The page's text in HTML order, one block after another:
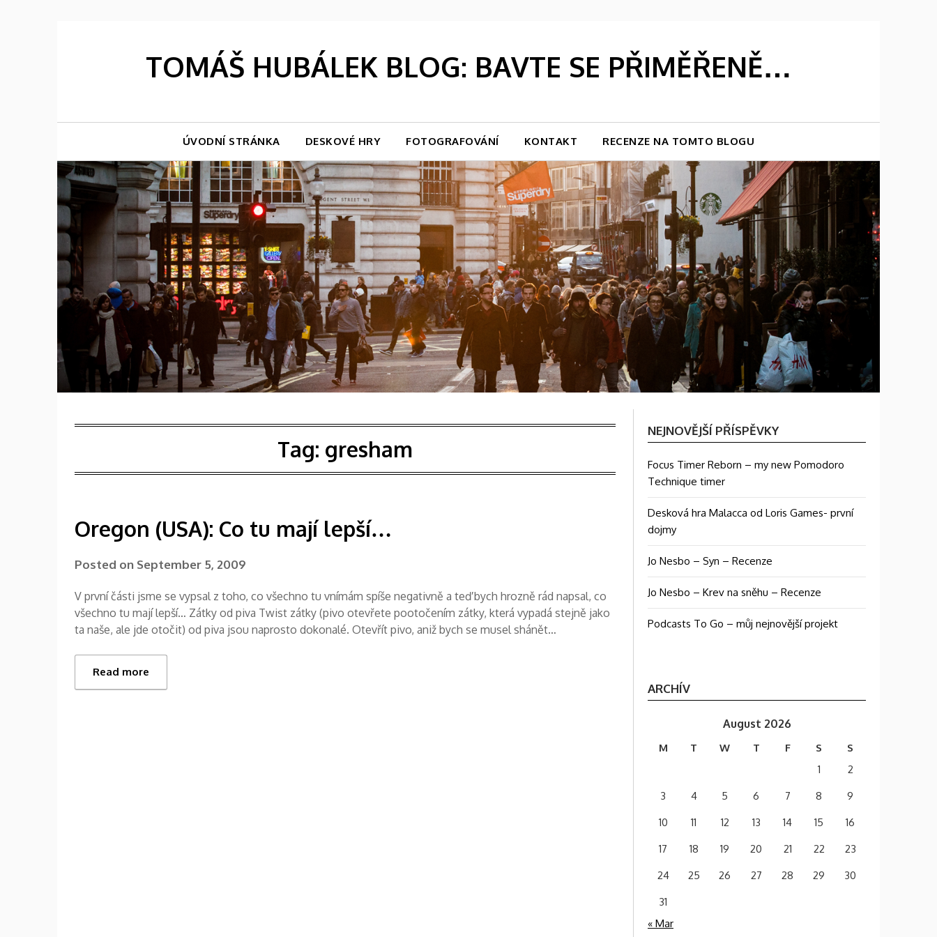
TOMÁŠ HUBÁLEK BLOG: BAVTE SE PŘIMĚŘENĚ…
ÚVODNÍ STRÁNKA DESKOVÉ HRY FOTOGRAFOVÁNÍ KONTAKT RECENZE NA TOMTO BLOGU
Tag: gresham
Oregon (USA): Co tu mají lepší…
Posted on September 5, 2009
V první části jsme se vypsal z toho, co všechno tu vnímám spíše negativně a teď bych hrozně rád napsal, co
všechno tu mají lepší… Zátky od piva Twist zátky (pivo otevřete pootočením zátky, která vypadá stejně jako
ta naše, ale jde otočit) od piva jsou naprosto dokonalé. Otevřít pivo, aniž bych se musel shánět…
Read more
NEJNOVĚJŠÍ PŘÍSPĚVKY
Focus Timer Reborn – my new Pomodoro
Technique timer
Desková hra Malacca od Loris Games- první
dojmy
Jo Nesbo – Syn – Recenze
Jo Nesbo – Krev na sněhu – Recenze
Podcasts To Go – můj nejnovější projekt
ARCHÍV
August 2026
M T W T F S
S
1
2
3
4 5 6 7 8
9
10
11 12 13 14 15
16
17
18 19 20 21 22
23
24
25 26 27 28 29
30
31
« Mar